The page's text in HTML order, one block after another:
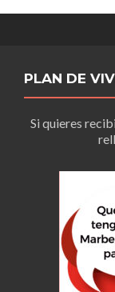
PLAN DE
Si quieres